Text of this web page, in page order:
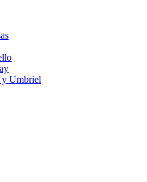
y Umbriel